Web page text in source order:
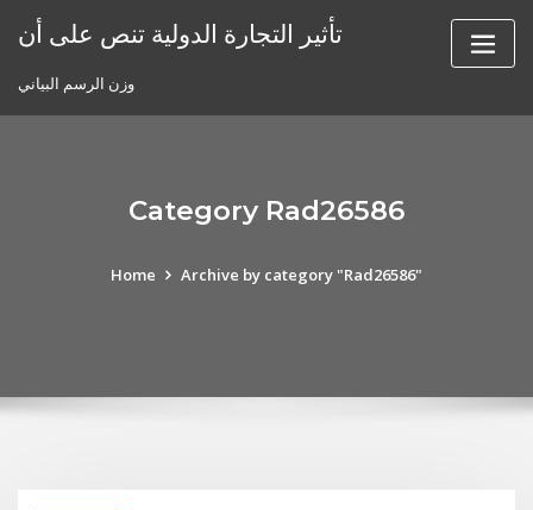
تأثير التجارة الدولية تنص على أن
وزن الرسم البياني
Category Rad26586
Home Archive by category "Rad26586"